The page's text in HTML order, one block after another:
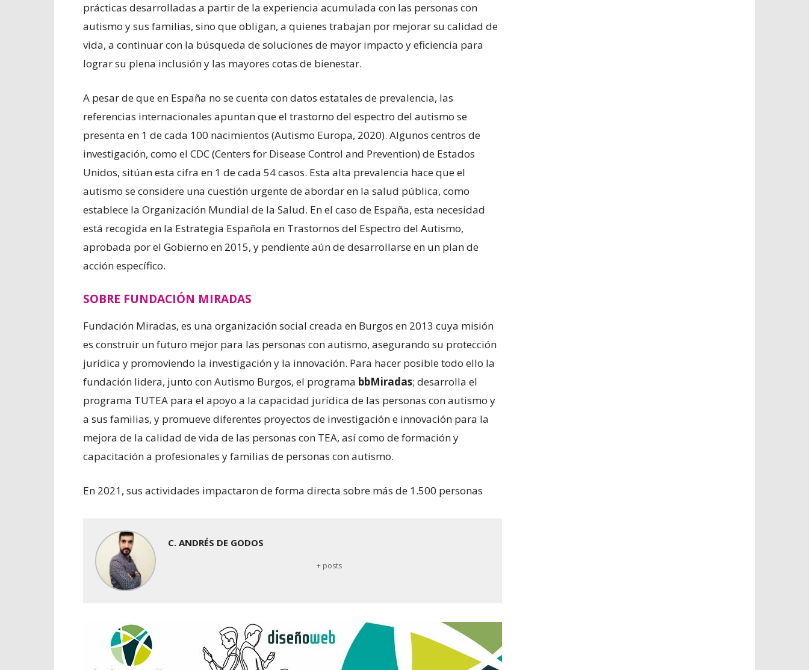
prácticas desarrolladas a partir de la experiencia acumulada con las personas con
autismo y sus familias, sino que obligan, a quienes trabajan por mejorar su calidad de
vida, a continuar con la búsqueda de soluciones de mayor impacto y eficiencia para
lograr su plena inclusión y las mayores cotas de bienestar.
A pesar de que en España no se cuenta con datos estatales de prevalencia, las
referencias internacionales apuntan que el trastorno del espectro del autismo se
presenta en 1 de cada 100 nacimientos (Autismo Europa, 2020). Algunos centros de
investigación, como el CDC (Centers for Disease Control and Prevention) de Estados
Unidos, sitúan esta cifra en 1 de cada 54 casos. Esta alta prevalencia hace que el
autismo se considere una cuestión urgente de abordar en la salud pública, como
establece la Organización Mundial de la Salud. En el caso de España, esta necesidad
está recogida en la Estrategia Española en Trastornos del Espectro del Autismo,
aprobada por el Gobierno en 2015, y pendiente aún de desarrollarse en un plan de
acción específico.
SOBRE FUNDACIÓN MIRADAS
Fundación Miradas, es una organización social creada en Burgos en 2013 cuya misión
es construir un futuro mejor para las personas con autismo, asegurando su protección
jurídica y promoviendo la investigación y la innovación. Para hacer posible todo ello la
fundación lidera, junto con Autismo Burgos, el programa bbMiradas; desarrolla el
programa TUTEA para el apoyo a la capacidad jurídica de las personas con autismo y
a sus familias, y promueve diferentes proyectos de investigación e innovación para la
mejora de la calidad de vida de las personas con TEA, así como de formación y
capacitación a profesionales y familias de personas con autismo.
En 2021, sus actividades impactaron de forma directa sobre más de 1.500 personas
C. ANDRÉS DE GODOS
+ posts